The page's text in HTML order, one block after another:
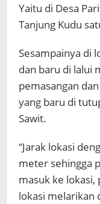
Yaitu di Desa
Tanjung Kudu
Sesampainya di
dan baru di lalui
pemasangan
yang baru di
Sawit.
“Jarak lokasi
meter sehingga
masuk ke lokasi,
lokasi melarikan